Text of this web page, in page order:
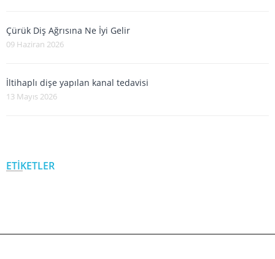
Çürük Diş Ağrısına Ne İyi Gelir
09 Haziran 2026
İltihaplı dişe yapılan kanal tedavisi
13 Mayıs 2026
ETİKETLER